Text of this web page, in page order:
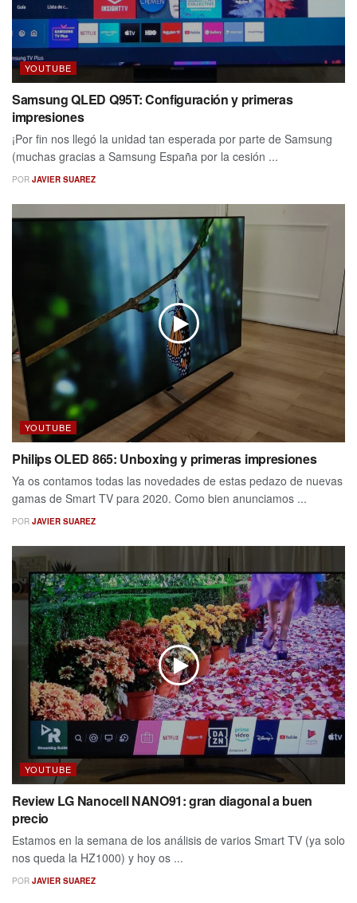
YOUTUBE
Samsung QLED Q95T: Configuración y primeras
impresiones
¡Por fin nos llegó la unidad tan esperada por parte de Samsung
(muchas gracias a Samsung España por la cesión ...
POR JAVIER SUAREZ
YOUTUBE
Philips OLED 865: Unboxing y primeras impresiones
Ya os contamos todas las novedades de estas pedazo de nuevas
gamas de Smart TV para 2020. Como bien anunciamos ...
POR JAVIER SUAREZ
YOUTUBE
Review LG Nanocell NANO91: gran diagonal a buen
precio
Estamos en la semana de los análisis de varios Smart TV (ya solo
nos queda la HZ1000) y hoy os ...
POR JAVIER SUAREZ